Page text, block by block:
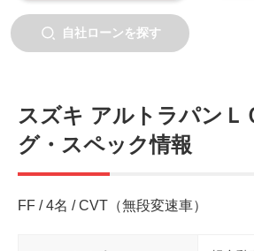
自社ローンを探す
スズキ アルトラパン
グ・スペック情報
FF / 4名 / CVT（無段変速車）